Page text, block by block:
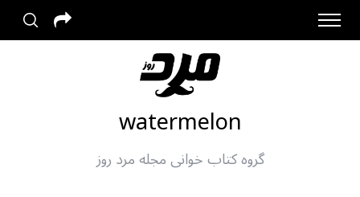
watermelon
گروه کتاب خوانی مجله مرد روز